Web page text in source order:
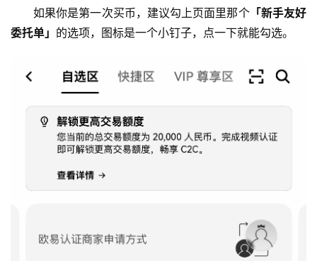
如果你是第一次买币，建议勾上页面里那个「新手友好
委托单」 的选项，图标是一个小钉子，点一下就能勾选。